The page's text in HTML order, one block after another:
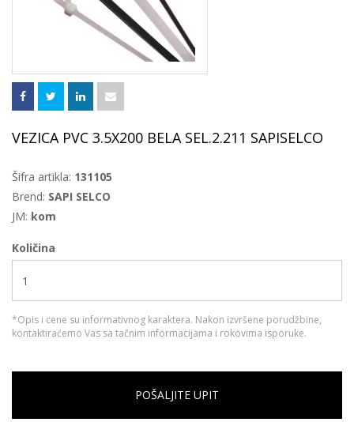
VEZICA PVC 3.5X200 BELA SEL.2.211 SAPISELCO
Šifra artikla: 131105
Brend: SAPI SELCO
JM: kom
Količina
*Opis i cene su informativnog karaktera. Nakon izvršene porudžbine,
kontaktiraćemo Vas sa tačnim informacijama i rokovima isporuke.
POŠALJITE UPIT